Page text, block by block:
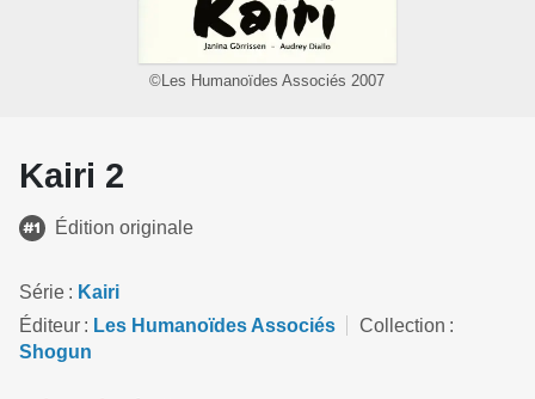
©Les Humanoïdes Associés 2007
Kairi 2
Édition originale
Série
Kairi
Éditeur
Les Humanoïdes Associés
Collection
Shogun